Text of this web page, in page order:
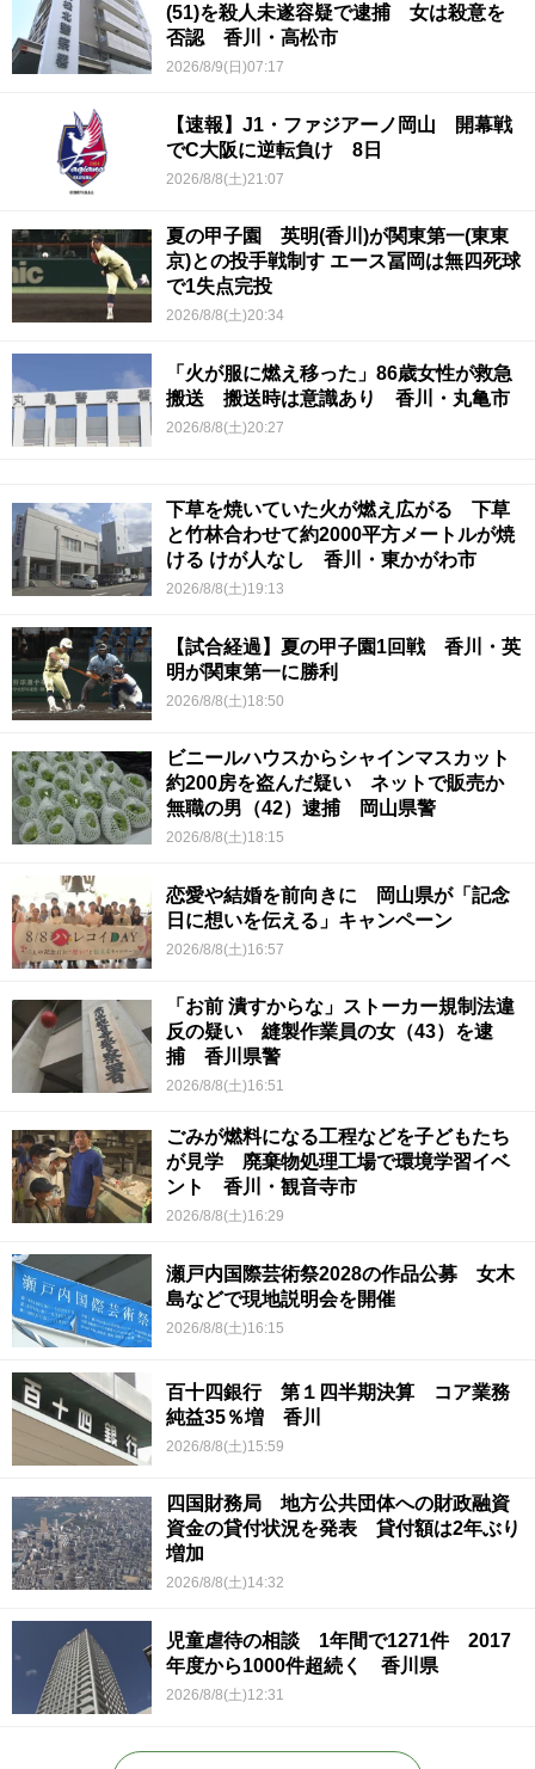
(51)を殺人未遂容疑で逮捕 女は殺意を
否認 香川・高松市
2026/8/9(日)07:17
【速報】J1・ファジアーノ岡山 開幕戦
でC大阪に逆転負け 8日
2026/8/8(土)21:07
夏の甲子園 英明(香川)が関東第一(東東
京)との投手戦制す エース冨岡は無四死球
で1失点完投
2026/8/8(土)20:34
「火が服に燃え移った」86歳女性が救急
搬送 搬送時は意識あり 香川・丸亀市
2026/8/8(土)20:27
下草を焼いていた火が燃え広がる 下草
と竹林合わせて約2000平方メートルが焼
ける けが人なし 香川・東かがわ市
2026/8/8(土)19:13
【試合経過】夏の甲子園1回戦 香川・英
明が関東第一に勝利
2026/8/8(土)18:50
ビニールハウスからシャインマスカット
約200房を盗んだ疑い ネットで販売か
無職の男（42）逮捕 岡山県警
2026/8/8(土)18:15
恋愛や結婚を前向きに 岡山県が「記念
日に想いを伝える」キャンペーン
2026/8/8(土)16:57
「お前 潰すからな」ストーカー規制法違
反の疑い 縫製作業員の女（43）を逮
捕 香川県警
2026/8/8(土)16:51
ごみが燃料になる工程などを子どもたち
が見学 廃棄物処理工場で環境学習イベ
ント 香川・観音寺市
2026/8/8(土)16:29
瀬戸内国際芸術祭2028の作品公募 女木
島などで現地説明会を開催
2026/8/8(土)16:15
百十四銀行 第１四半期決算 コア業務
純益35％増 香川
2026/8/8(土)15:59
四国財務局 地方公共団体への財政融資
資金の貸付状況を発表 貸付額は2年ぶり
増加
2026/8/8(土)14:32
児童虐待の相談 1年間で1271件 2017
年度から1000件超続く 香川県
2026/8/8(土)12:31